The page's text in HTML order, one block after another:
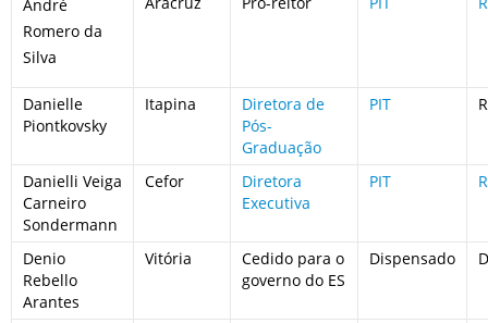
André
Romero da
Silva
Danielle
Piontkovsky
Itapina
Diretora de
Pós-
Graduação
PIT
Danielli Veiga
Carneiro
Sondermann
Cefor
Diretora
Executiva
PIT
Denio
Rebello
Arantes
Vitória
Cedido para o
governo do ES
Dispensado